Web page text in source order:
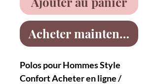
Acheter maintenant
Polos pour Hommes Style
Confort Acheter en ligne /